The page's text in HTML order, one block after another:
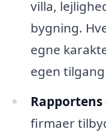
villa,
bygning.
egne
egen
firmaer